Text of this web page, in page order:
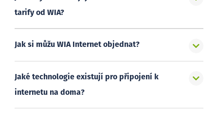
tarify od WIA?
Jak si můžu WIA Internet objednat?
Jaké technologie existují pro připojení k
internetu na doma?